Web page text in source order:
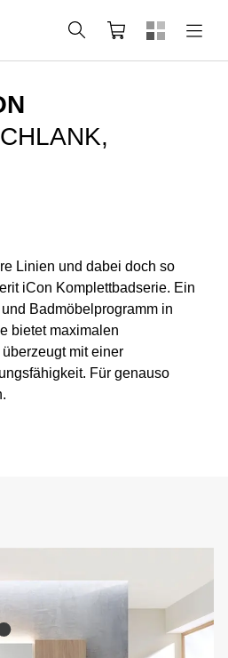
Suche Webshop
Linien und dabei doch so
iCon Komplettbadserie. Ein
Badmöbelprogramm in
bietet maximalen
mit einer
Für genauso